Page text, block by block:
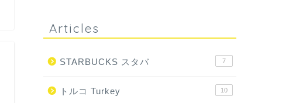
Articles
STARBUCKS スタバ 7
トルコ Turkey 10